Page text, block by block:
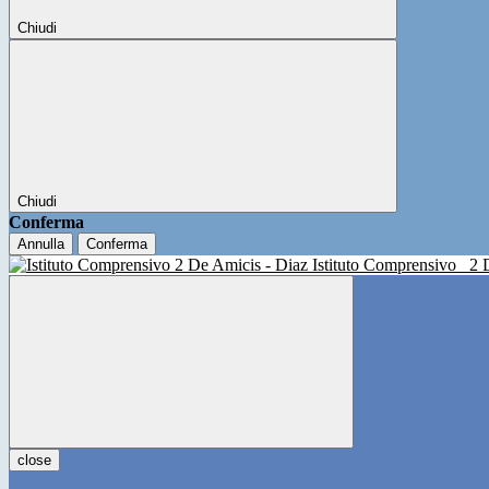
Chiudi
Chiudi
Conferma
Annulla Conferma
Istituto Comprensivo 2
close